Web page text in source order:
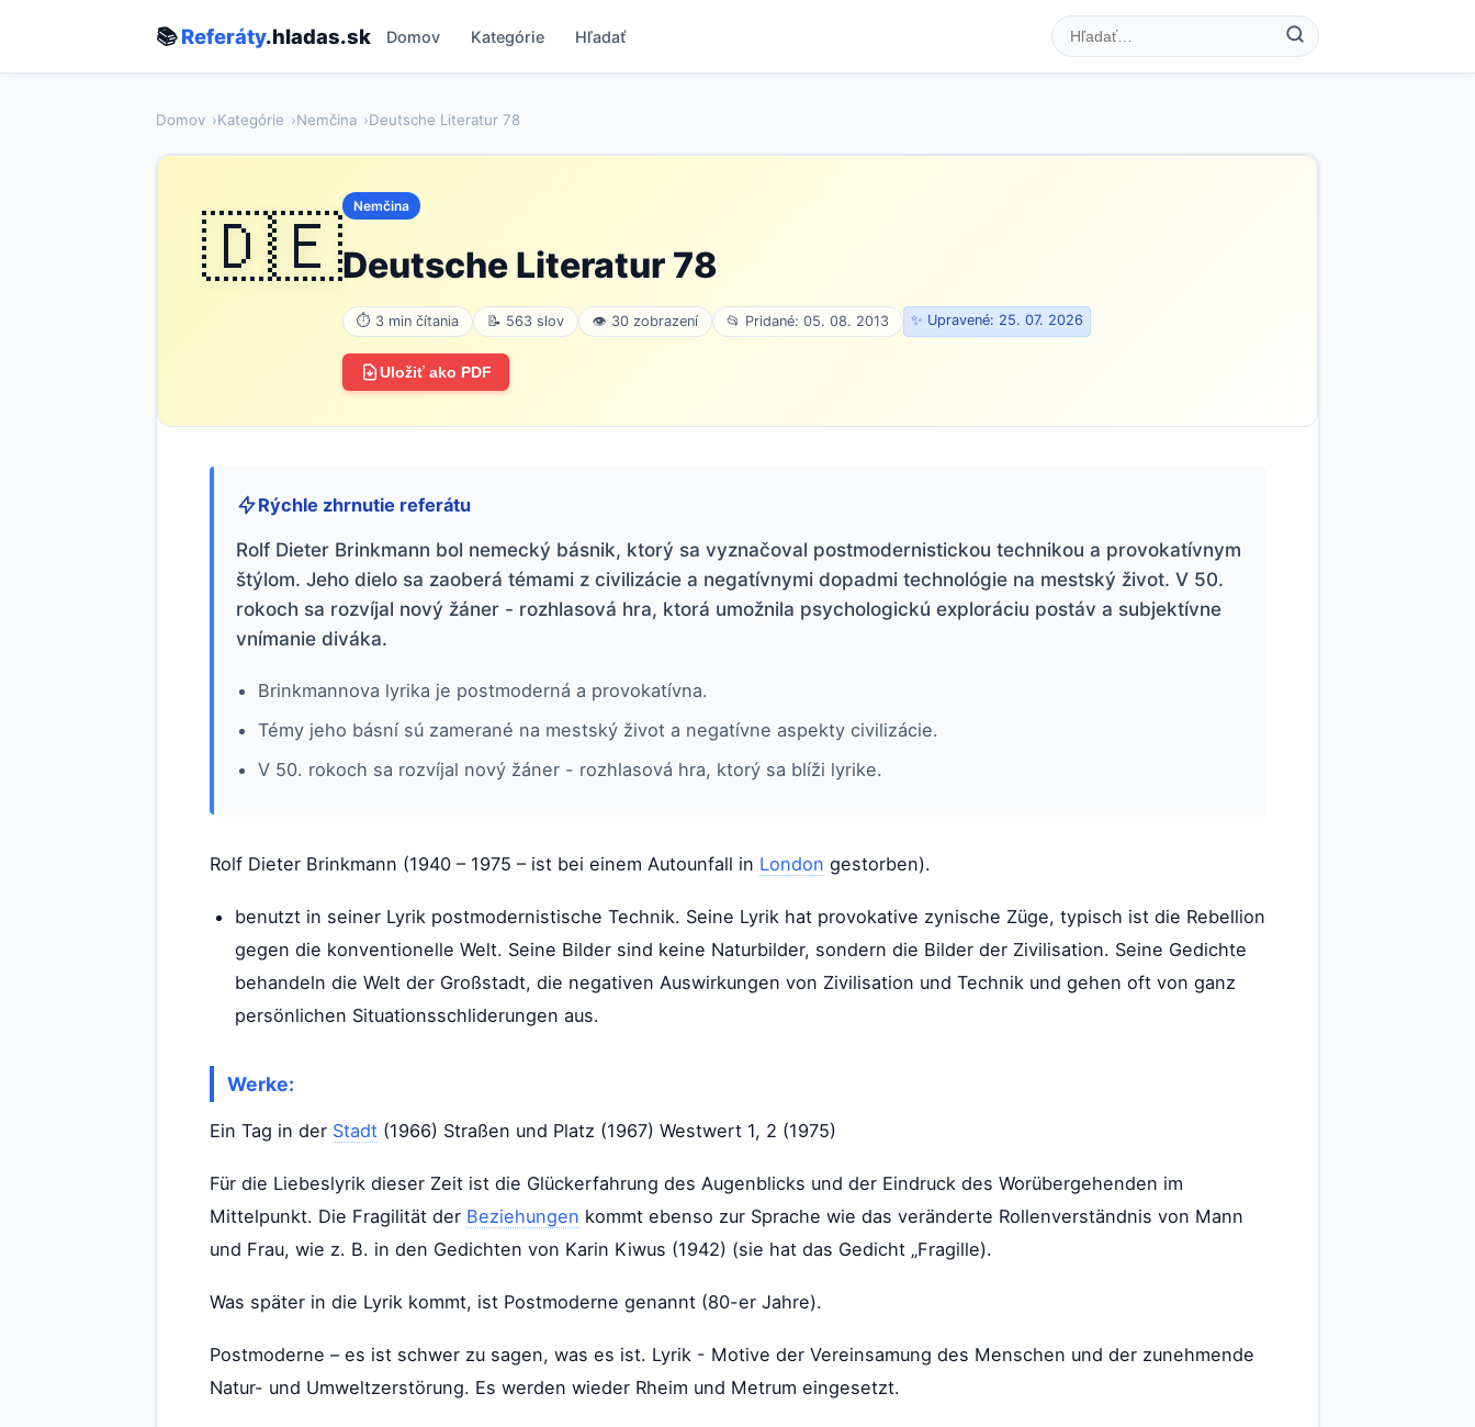
📚Referáty.hladas.sk Domov Kategórie Hľadať
Domov Kategórie Nemčina Deutsche Literatur 78
🇩🇪 Nemčina
Deutsche Literatur 78
⏱ 3 min čítania 📝 563 slov 👁 30 zobrazení 📂 Pridané: 05. 08. 2013 ✨ Upravené: 25. 07. 2026
Uložiť ako PDF
Rýchle zhrnutie referátu
Rolf Dieter Brinkmann bol nemecký básnik, ktorý sa vyznačoval postmodernistickou technikou a provokatívnym
štýlom. Jeho dielo sa zaoberá témami z civilizácie a negatívnymi dopadmi technológie na mestský život. V 50.
rokoch sa rozvíjal nový žáner - rozhlasová hra, ktorá umožnila psychologickú exploráciu postáv a subjektívne
vnímanie diváka.
Brinkmannova lyrika je postmoderná a provokatívna.
Témy jeho básní sú zamerané na mestský život a negatívne aspekty civilizácie.
V 50. rokoch sa rozvíjal nový žáner - rozhlasová hra, ktorý sa blíži lyrike.
Rolf Dieter Brinkmann (1940 – 1975 – ist bei einem Autounfall in London gestorben).
benutzt in seiner Lyrik postmodernistische Technik. Seine Lyrik hat provokative zynische Züge, typisch ist die Rebellion
gegen die konventionelle Welt. Seine Bilder sind keine Naturbilder, sondern die Bilder der Zivilisation. Seine Gedichte
behandeln die Welt der Großstadt, die negativen Auswirkungen von Zivilisation und Technik und gehen oft von ganz
persönlichen Situationsschliderungen aus.
Werke:
Ein Tag in der Stadt (1966) Straßen und Platz (1967) Westwert 1, 2 (1975)
Für die Liebeslyrik dieser Zeit ist die Glückerfahrung des Augenblicks und der Eindruck des Worübergehenden im
Mittelpunkt. Die Fragilität der Beziehungen kommt ebenso zur Sprache wie das veränderte Rollenverständnis von Mann
und Frau, wie z. B. in den Gedichten von Karin Kiwus (1942) (sie hat das Gedicht „Fragille).
Was später in die Lyrik kommt, ist Postmoderne genannt (80-er Jahre).
Postmoderne – es ist schwer zu sagen, was es ist. Lyrik - Motive der Vereinsamung des Menschen und der zunehmende
Natur- und Umweltzerstörung. Es werden wieder Rheim und Metrum eingesetzt.